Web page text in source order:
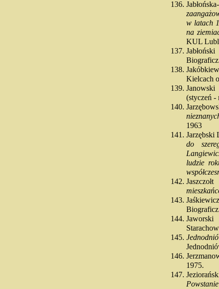
w latach
na
KUL
Kielcach
(styczeń
1963
Jarzębski
do
ludzie
1975.